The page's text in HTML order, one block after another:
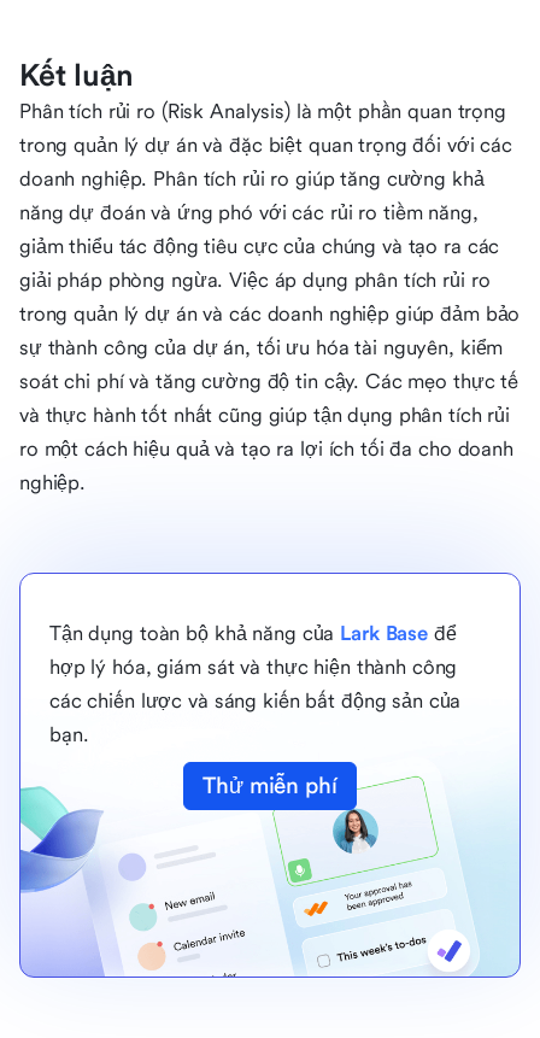
Kết luận
Phân tích rủi ro (Risk Analysis) là một phần quan trọng
trong quản lý dự án và đặc biệt quan trọng đối với các
doanh nghiệp. Phân tích rủi ro giúp tăng cường khả
năng dự đoán và ứng phó với các rủi ro tiềm năng,
giảm thiểu tác động tiêu cực của chúng và tạo ra các
giải pháp phòng ngừa. Việc áp dụng phân tích rủi ro
trong quản lý dự án và các doanh nghiệp giúp đảm bảo
sự thành công của dự án, tối ưu hóa tài nguyên, kiểm
soát chi phí và tăng cường độ tin cậy. Các mẹo thực tế
và thực hành tốt nhất cũng giúp tận dụng phân tích rủi
ro một cách hiệu quả và tạo ra lợi ích tối đa cho doanh
nghiệp.
Tận dụng toàn bộ khả năng của Lark Base để
hợp lý hóa, giám sát và thực hiện thành công
các chiến lược và sáng kiến bất động sản của
bạn.
Thử miễn phí